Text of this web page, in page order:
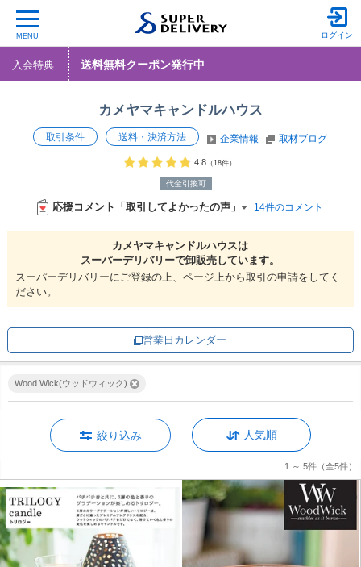
MENU ログイン
入会特典 送料無料クーポン発行中
カメヤマキャンドルハウス
取引条件 送料・決済方法 企業情報 取材ブログ
代金引換可
4.8 （18件）
応援コメント「取引してよかったの声」 14件のコメント
カメヤマキャンドルハウスは
スーパーデリバリーで卸販売しています。
スーパーデリバリーにご登録の上、ページ上から取引の申請をしてく
ださい。
営業日カレンダー
Wood Wick(ウッドウィック)
絞り込み 人気順
1 ～ 5件 （全5件）